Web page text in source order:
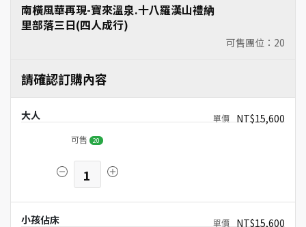
可售團位： 20
南橫風華再現-寶來溫泉.十八羅漢山禮納
里部落三日(四人成行)
請確認訂購內容
大人 NT$15,600
可售 20
1
小孩佔床 NT$15,600